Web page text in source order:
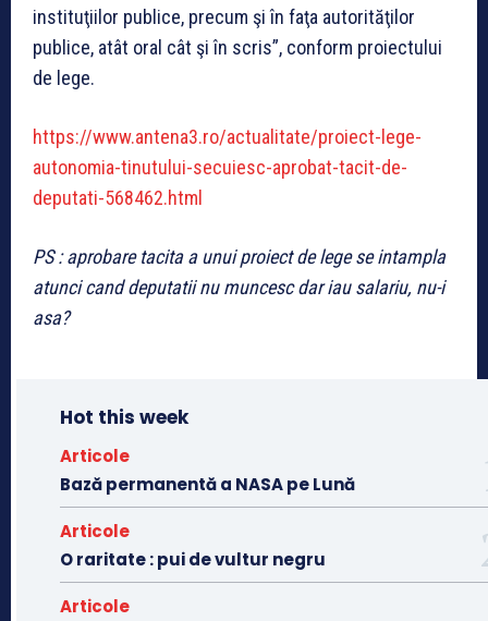
instituţiilor publice, precum şi în faţa autorităţilor
publice, atât oral cât şi în scris”, conform proiectului
de lege.
https://www.antena3.ro/actualitate/proiect-lege-
autonomia-tinutului-secuiesc-aprobat-tacit-de-
deputati-568462.html
PS : aprobare tacita a unui proiect de lege se intampla
atunci cand deputatii nu muncesc dar iau salariu, nu-i
asa?
Hot this week
Articole
Bază permanentă a NASA pe Lună
Articole
O raritate : pui de vultur negru
Articole